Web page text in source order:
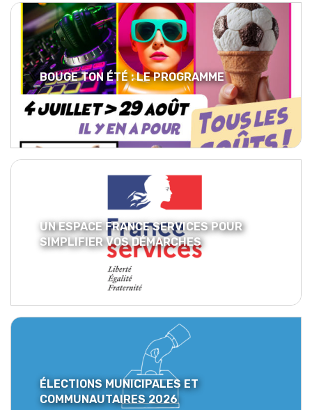
BOUGE TON ÉTÉ : LE PROGRAMME
UN ESPACE FRANCE SERVICES POUR
SIMPLIFIER VOS DÉMARCHES
ÉLECTIONS MUNICIPALES ET
COMMUNAUTAIRES 2026